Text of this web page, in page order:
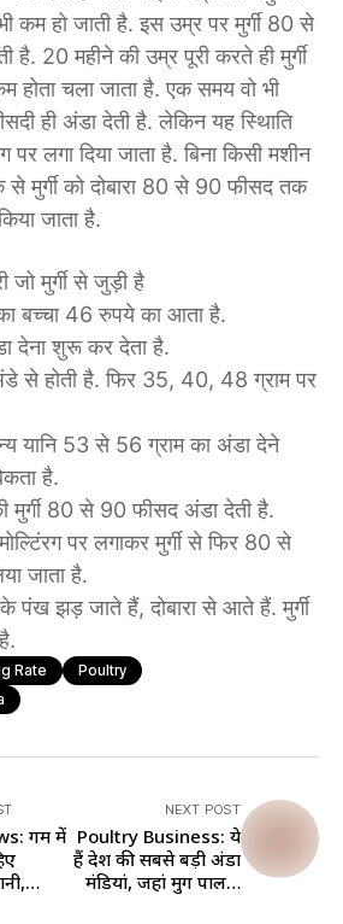
कम हो जाती है. इस उम्र पर मुर्गी 80 से
20 महीने की उम्र पूरी करते ही मुर्गी
होता चला जाता है. एक समय वो भी
ही अंडा देती है. लेकिन यह स्थिाति
पर लगा दिया जाता है. बिना किसी मशीन
मुर्गी को दोबारा 80 से 90 फीसद तक
जाता है.
मुर्गी से जुड़ी है
बच्चा 46 रुपये का आता है.
देना शुरू कर देता है.
होती है. फिर 35, 40, 48 ग्राम पर
यानि 53 से 56 ग्राम का अंडा देने
है.
80 से 90 फीसद अंडा देती है.
पर लगाकर मुर्गी से फिर 80 से
जाता है.
के पंख झड़ जाते हैं, दोबारा से आते हैं. मुर्गी
Rate
Poultry
गर्मी में
NEXT POST
Poultry Business: ये
हैं देश की सबसे बड़ी अंडा
मंडियां, जहां मुर्गी पालक